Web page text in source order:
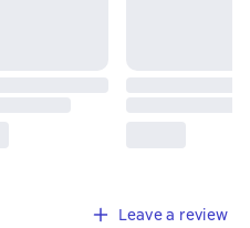
Leave a review